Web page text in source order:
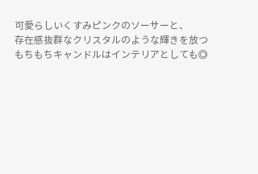
可愛らしいくすみピンクのソーサーと、
存在感抜群なクリスタルのような輝きを放つ
もちもちキャンドルはインテリアとしても◎